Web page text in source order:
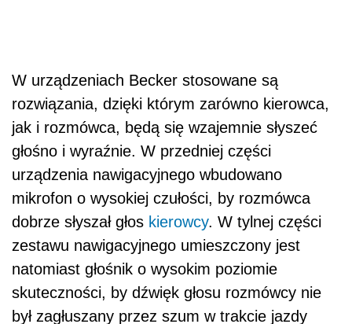
W urządzeniach Becker stosowane są
rozwiązania, dzięki którym zarówno kierowca,
jak i rozmówca, będą się wzajemnie słyszeć
głośno i wyraźnie. W przedniej części
urządzenia nawigacyjnego wbudowano
mikrofon o wysokiej czułości, by rozmówca
dobrze słyszał głos kierowcy. W tylnej części
zestawu nawigacyjnego umieszczony jest
natomiast głośnik o wysokim poziomie
skuteczności, by dźwięk głosu rozmówcy nie
był zagłuszany przez szum w trakcie jazdy